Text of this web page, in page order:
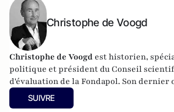
Christophe de Voogd
Christophe de Voogd est historien,
politique et président du Conseil
d'évaluation de la Fondapol. Son dernier
est
Victoire populiste aux Pays-Bas,
paradigme européen
SUIVRE